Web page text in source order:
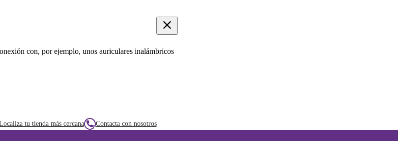
con, por ejemplo, unos auriculares inalámbricos
tu tienda más cercana Contacta con nosotros